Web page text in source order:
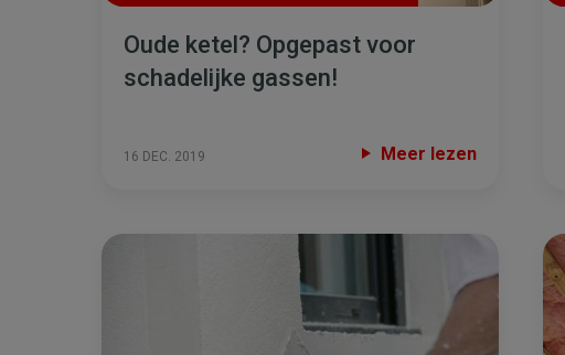
Oude ketel? Opgepast voor
schadelijke gassen!
16 DEC. 2019 Meer lezen